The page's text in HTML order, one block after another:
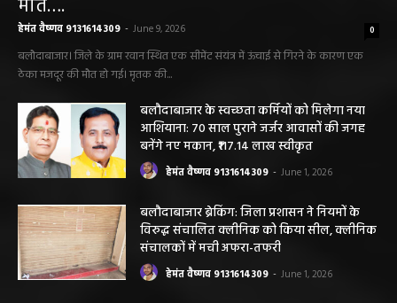
मौत….
हेमंत वैष्णव 9131614309 - June 9, 2026 0
बलौदाबाजार। जिले के ग्राम रवान स्थित एक सीमेंट संयंत्र में ऊंचाई से गिरने के कारण एक
ठेका मजदूर की मौत हो गई। मृतक की...
बलौदाबाजार के स्वच्छता कर्मियों को मिलेगा नया
आशियाना: 70 साल पुराने जर्जर आवासों की जगह
बनेंगे नए मकान, ₹117.14 लाख स्वीकृत
हेमंत वैष्णव 9131614309 - June 1, 2026
बलौदाबाजार ब्रेकिंग: जिला प्रशासन ने नियमों के
विरुद्ध संचालित क्लीनिक को किया सील, क्लीनिक
संचालकों में मची अफरा-तफरी
हेमंत वैष्णव 9131614309 - June 1, 2026